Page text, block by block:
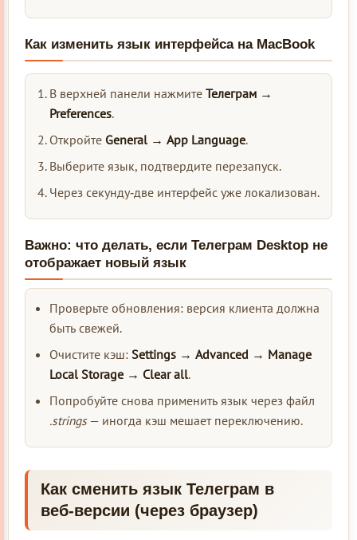
Как изменить язык интерфейса на MacBook
В верхней панели нажмите Телеграм →
Preferences.
Откройте General → App Language.
Выберите язык, подтвердите перезапуск.
Через секунду‑две интерфейс уже локализован.
Важно: что делать, если Телеграм Desktop не
отображает новый язык
Проверьте обновления: версия клиента должна
быть свежей.
Очистите кэш: Settings → Advanced → Manage
Local Storage → Clear all.
Попробуйте снова применить язык через файл
.strings— иногда кэш мешает переключению.
Как сменить язык Телеграм в
веб‑версии (через браузер)